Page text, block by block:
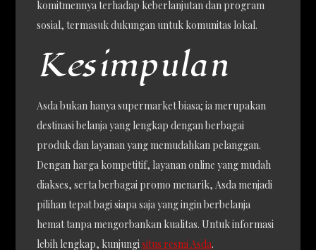
komitmennya terhadap keberlanjutan dan program
sosial, termasuk dukungan untuk komunitas lokal.
Kesimpulan
Asda bukan hanya supermarket biasa; ia merupakan
destinasi belanja yang lengkap dengan berbagai
produk dan layanan yang memudahkan pelanggan.
Dengan harga kompetitif, layanan online yang mudah
diakses, serta berbagai promo menarik, Asda menjadi
pilihan tepat bagi siapa saja yang ingin berbelanja
hemat tanpa mengorbankan kualitas. Untuk informasi
lebih lengkap, kunjungisitus resmi Asda.